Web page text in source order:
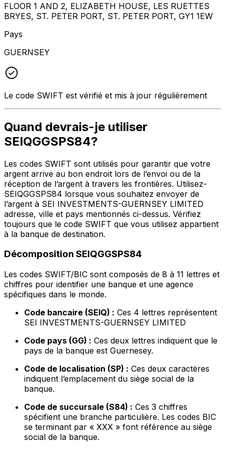
FLOOR 1 AND 2, ELIZABETH HOUSE, LES RUETTES
BRYES, ST. PETER PORT, ST. PETER PORT, GY1 1EW
Pays
GUERNSEY
Le code SWIFT est vérifié et mis à jour régulièrement
Quand devrais-je utiliser
SEIQGGSPS84?
Les codes SWIFT sont utilisés pour garantir que votre
argent arrive au bon endroit lors de l’envoi ou de la
réception de l’argent à travers les frontières. Utilisez-
SEIQGGSPS84 lorsque vous souhaitez envoyer de
l’argent à SEI INVESTMENTS-GUERNSEY LIMITED
adresse, ville et pays mentionnés ci-dessus. Vérifiez
toujours que le code SWIFT que vous utilisez appartient
à la banque de destination.
Décomposition SEIQGGSPS84
Les codes SWIFT/BIC sont composés de 8 à 11 lettres et
chiffres pour identifier une banque et une agence
spécifiques dans le monde.
Code bancaire (SEIQ) : Ces 4 lettres représentent
SEI INVESTMENTS-GUERNSEY LIMITED
Code pays (GG) : Ces deux lettres indiquent que le
pays de la banque est Guernesey.
Code de localisation (SP) : Ces deux caractères
indiquent l’emplacement du siège social de la
banque.
Code de succursale (S84) : Ces 3 chiffres
spécifient une branche particulière. Les codes BIC
se terminant par « XXX » font référence au siège
social de la banque.